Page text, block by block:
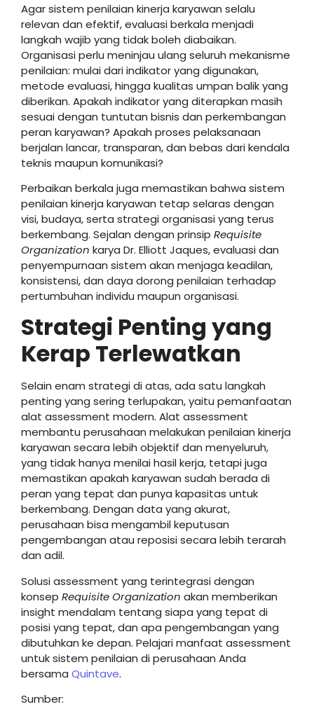
Agar sistem penilaian kinerja karyawan selalu
relevan dan efektif, evaluasi berkala menjadi
langkah wajib yang tidak boleh diabaikan.
Organisasi perlu meninjau ulang seluruh mekanisme
penilaian: mulai dari indikator yang digunakan,
metode evaluasi, hingga kualitas umpan balik yang
diberikan. Apakah indikator yang diterapkan masih
sesuai dengan tuntutan bisnis dan perkembangan
peran karyawan? Apakah proses pelaksanaan
berjalan lancar, transparan, dan bebas dari kendala
teknis maupun komunikasi?
Perbaikan berkala juga memastikan bahwa sistem
penilaian kinerja karyawan tetap selaras dengan
visi, budaya, serta strategi organisasi yang terus
berkembang. Sejalan dengan prinsip Requisite
Organization karya Dr. Elliott Jaques, evaluasi dan
penyempurnaan sistem akan menjaga keadilan,
konsistensi, dan daya dorong penilaian terhadap
pertumbuhan individu maupun organisasi.
Strategi Penting yang
Kerap Terlewatkan
Selain enam strategi di atas, ada satu langkah
penting yang sering terlupakan, yaitu pemanfaatan
alat assessment modern. Alat assessment
membantu perusahaan melakukan penilaian kinerja
karyawan secara lebih objektif dan menyeluruh,
yang tidak hanya menilai hasil kerja, tetapi juga
memastikan apakah karyawan sudah berada di
peran yang tepat dan punya kapasitas untuk
berkembang. Dengan data yang akurat,
perusahaan bisa mengambil keputusan
pengembangan atau reposisi secara lebih terarah
dan adil.
Solusi assessment yang terintegrasi dengan
konsep Requisite Organization akan memberikan
insight mendalam tentang siapa yang tepat di
posisi yang tepat, dan apa pengembangan yang
dibutuhkan ke depan. Pelajari manfaat assessment
untuk sistem penilaian di perusahaan Anda
bersama Quintave.
Sumber: